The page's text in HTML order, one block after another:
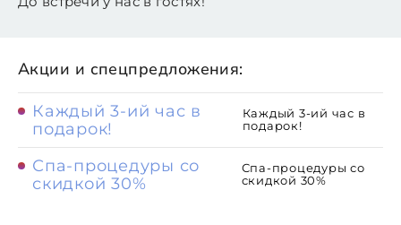
Акции и спецпредложения:
Каждый 3-ий час в
подарок!
Каждый 3-ий час в
подарок!
Спа-процедуры со
скидкой 30%
Спа-процедуры со
скидкой 30%